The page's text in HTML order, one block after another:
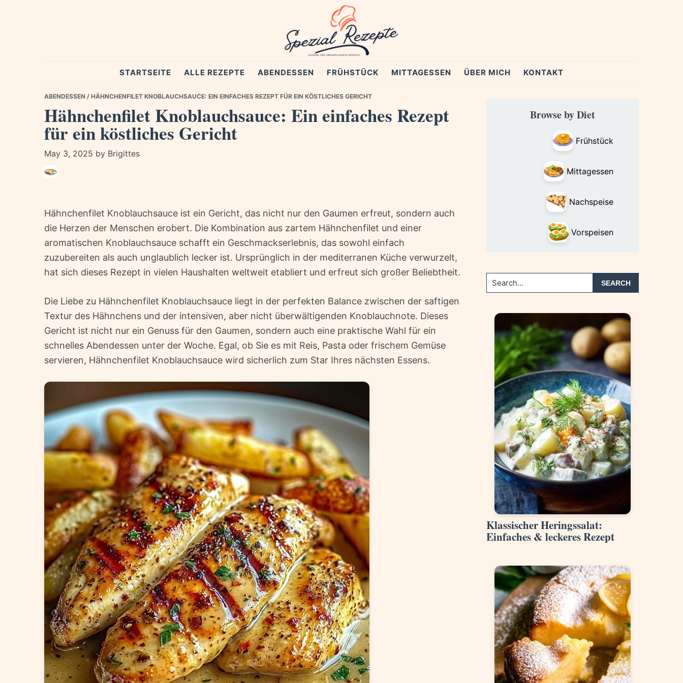
Spezial
Rezepte
STARTSEITE ALLE REZEPTE ABENDESSEN FRÜHSTÜCK MITTAGESSEN ÜBER MICH KONTAKT
ABENDESSEN / HÄHNCHENFILET KNOBLAUCHSAUCE: EIN EINFACHES REZEPT FÜR EIN KÖSTLICHES GERICHT
Hähnchenfilet Knoblauchsauce: Ein einfaches Rezept
für ein köstliches Gericht
May 3, 2025 by Brigittes
Hähnchenfilet Knoblauchsauce ist ein Gericht, das nicht nur den Gaumen erfreut, sondern auch
die Herzen der Menschen erobert. Die Kombination aus zartem Hähnchenfilet und einer
aromatischen Knoblauchsauce schafft ein Geschmackserlebnis, das sowohl einfach
zuzubereiten als auch unglaublich lecker ist. Ursprünglich in der mediterranen Küche verwurzelt,
hat sich dieses Rezept in vielen Haushalten weltweit etabliert und erfreut sich großer Beliebtheit.
Die Liebe zu Hähnchenfilet Knoblauchsauce liegt in der perfekten Balance zwischen der saftigen
Textur des Hähnchens und der intensiven, aber nicht überwältigenden Knoblauchnote. Dieses
Gericht ist nicht nur ein Genuss für den Gaumen, sondern auch eine praktische Wahl für ein
schnelles Abendessen unter der Woche. Egal, ob Sie es mit Reis, Pasta oder frischem Gemüse
servieren, Hähnchenfilet Knoblauchsauce wird sicherlich zum Star Ihres nächsten Essens.
Primary
SidebarBrowse by Diet
Frühstück
Mittagessen
Nachspeise
Vorspeisen
Search...
Klassischer Heringssalat:
Einfaches & leckeres Rezept